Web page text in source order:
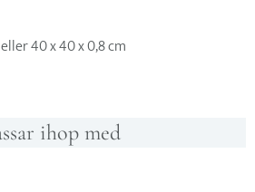
40 x 40 x 0,8 cm
ihop med